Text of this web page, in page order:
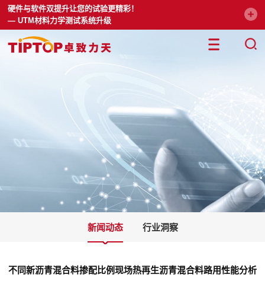
硬件与软件双提升让您的试验更精彩！
— UTM材料力学测试系统升级
新闻动态 行业洞察
不同新沥青混合料掺配比例现场热再生沥青混合料路用性能分析